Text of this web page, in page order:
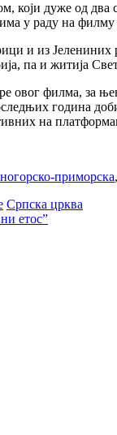
који дуже од
у раду на филму
и из Јелениних
па и житија
овог филма, за
година
на
приморска,
Српска црква
етос”